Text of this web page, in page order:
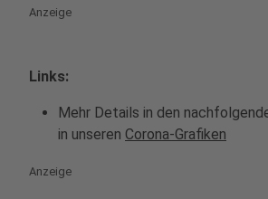
Anzeige
Links:
Mehr Details in den
in unseren Corona-Grafiken
Anzeige